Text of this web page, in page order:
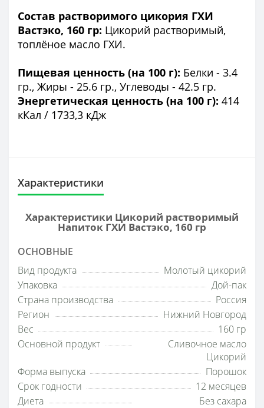
Состав растворимого цикория ГХИ
Вастэко, 160 гр: Цикорий растворимый,
топлёное масло ГХИ.
Пищевая ценность (на 100 г): Белки - 3.4
гр., Жиры - 25.6 гр., Углеводы - 42.5 гр.
Энергетическая ценность (на 100 г): 414
кКал / 1733,3 кДж
Характеристики
Характеристики Цикорий растворимый
Напиток ГХИ Вастэко, 160 гр
ОСНОВНЫЕ
Вид продукта
Молотый цикорий
Упаковка
Дой-пак
Страна производства
Россия
Регион
Нижний Новгород
Вес
160 гр
Основной продукт
Сливочное масло
Цикорий
Форма выпуска
Порошок
Срок годности
12 месяцев
Диета
Без сахара